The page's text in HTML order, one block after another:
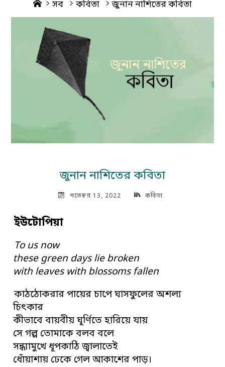
Home
সব কবিতা জুনান নাশিতের কবিতা
জুনান নাশিতের কবিতা
নভেম্বর 13, 2022 কবিতা
ইউটোপিয়া
To us now
these green days lie broken
with leaves with blossoms fallen
কাঠঠোকরার পায়ের চাপে ঘাসফুলের অশল্য
চিৎকার
কীভাবে বায়বীয় ঘূর্ণিতে হারিয়ে যায়
সে গল্প তোমাকে বলব বলে
সন্ধ্যামুখে ধূপকাঠি জ্বালাতেই
ধোঁয়াশায় ঢেকে গেল আকাশের পাড়।